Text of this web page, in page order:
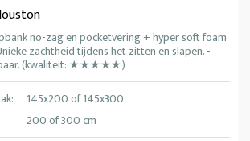
no-zag en pocketvering + hyper soft foam
zachtheid tijdens het zitten en slapen. -
(kwaliteit: ★★★★★)
145x200 of 145x300
200 of 300 cm